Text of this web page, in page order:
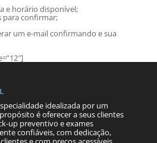
e horário disponível;
para confirmar;
um e-mail confirmando e sua
idealizada por um
é oferecer a seus clientes
up preventivo e exames
confiáveis, com dedicação,